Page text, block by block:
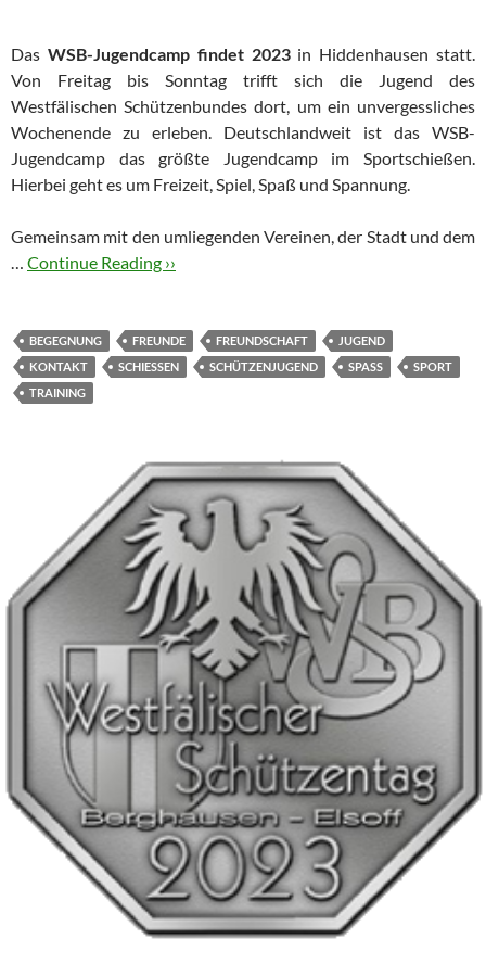
Das WSB-Jugendcamp findet 2023in Hiddenhausen statt.
Von Freitag bis Sonntag trifft sich die Jugend des
Westfälischen Schützenbundes dort, um ein unvergessliches
Wochenende zu erleben. Deutschlandweit ist das WSB-
Jugendcamp das größte Jugendcamp im Sportschießen.
Hierbei geht es um Freizeit, Spiel, Spaß und Spannung.
Gemeinsam mit den umliegenden Vereinen, der Stadt und dem
… Continue Reading ››
BEGEGNUNG FREUNDE FREUNDSCHAFT
JUGEND
KONTAKT
SCHIESSEN SCHÜTZENJUGEND SPASS
SPORT
TRAINING